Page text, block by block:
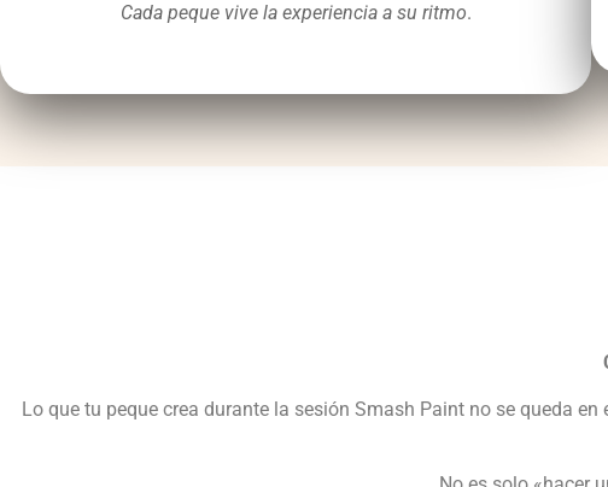
Cada peque vive la experiencia a su ritmo.
Lo que tu peque crea durante la sesión Smash Paint no se queda